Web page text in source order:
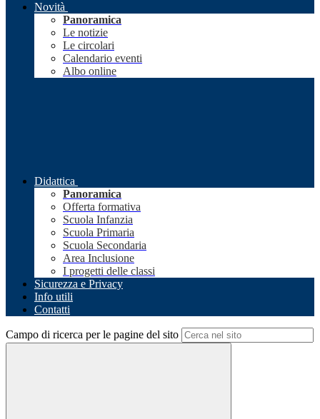
Novità
Panoramica
Le notizie
Le circolari
Calendario eventi
Albo online
Didattica
Panoramica
Offerta formativa
Scuola Infanzia
Scuola Primaria
Scuola Secondaria
Area Inclusione
I progetti delle classi
Sicurezza e Privacy
Info utili
Contatti
Campo di ricerca per le pagine del sito